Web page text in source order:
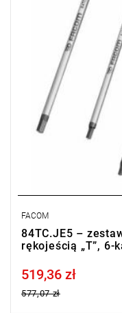
FACOM
84TC.JE5 –
rękojeścią „T”, 6-
Price tax included
519,36 zł
577,07 zł